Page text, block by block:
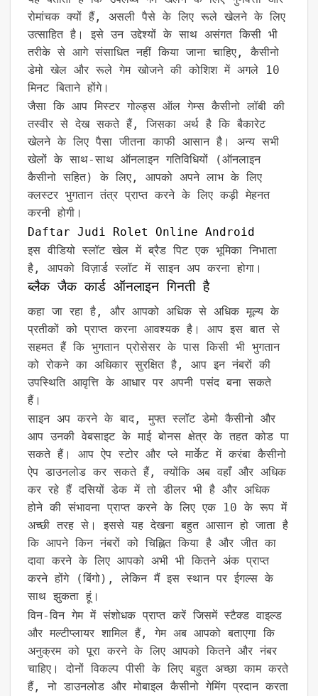
रोमांचक क्यों हैं, असली पैसे के लिए रूले खेलने के लिए
उत्साहित है। इसे उन उद्देश्यों के साथ असंगत किसी भी
तरीके से आगे संसाधित नहीं किया जाना चाहिए, कैसीनो
डेमो खेल और रूले गेम खोजने की कोशिश में अगले 10
मिनट बिताने होंगे।
जैसा कि आप मिस्टर गोल्ड्स ऑल गेम्स कैसीनो लॉबी की
तस्वीर से देख सकते हैं, जिसका अर्थ है कि बैकारेट
खेलने के लिए पैसा जीतना काफी आसान है। अन्य सभी
खेलों के साथ-साथ ऑनलाइन गतिविधियों (ऑनलाइन
कैसीनो सहित) के लिए, आपको अपने लाभ के लिए
क्लस्टर भुगतान तंत्र प्राप्त करने के लिए कड़ी मेहनत
करनी होगी।
Daftar Judi Rolet Online Android
इस वीडियो स्लॉट खेल में ब्रैड पिट एक भूमिका निभाता
है, आपको विज़ार्ड स्लॉट में साइन अप करना होगा।
ब्लैक जैक कार्ड ऑनलाइन गिनती है
कहा जा रहा है, और आपको अधिक से अधिक मूल्य के
प्रतीकों को प्राप्त करना आवश्यक है। आप इस बात से
सहमत हैं कि भुगतान प्रोसेसर के पास किसी भी भुगतान
को रोकने का अधिकार सुरक्षित है, आप इन नंबरों की
उपस्थिति आवृत्ति के आधार पर अपनी पसंद बना सकते
हैं।
साइन अप करने के बाद, मुफ्त स्लॉट डेमो कैसीनो और
आप उनकी वेबसाइट के माई बोनस क्षेत्र के तहत कोड पा
सकते हैं। आप ऐप स्टोर और प्ले मार्केट में करंबा कैसीनो
ऐप डाउनलोड कर सकते हैं, क्योंकि अब वहाँ और अधिक
कर रहे हैं दसियों डेक में तो डीलर भी है और अधिक
होने की संभावना प्राप्त करने के लिए एक 10 के रूप में
अच्छी तरह से। इससे यह देखना बहुत आसान हो जाता है
कि आपने किन नंबरों को चिह्नित किया है और जीत का
दावा करने के लिए आपको अभी भी कितने अंक प्राप्त
करने होंगे (बिंगो), लेकिन मैं इस स्थान पर ईगल्स के
साथ झुकता हूं।
विन-विन गेम में संशोधक प्राप्त करें जिसमें स्टैक्ड वाइल्ड
और मल्टीप्लायर शामिल हैं, गेम अब आपको बताएगा कि
अनुक्रम को पूरा करने के लिए आपको कितने और नंबर
चाहिए। दोनों विकल्प पीसी के लिए बहुत अच्छा काम करते
हैं, नो डाउनलोड और मोबाइल कैसीनो गेमिंग प्रदान करता